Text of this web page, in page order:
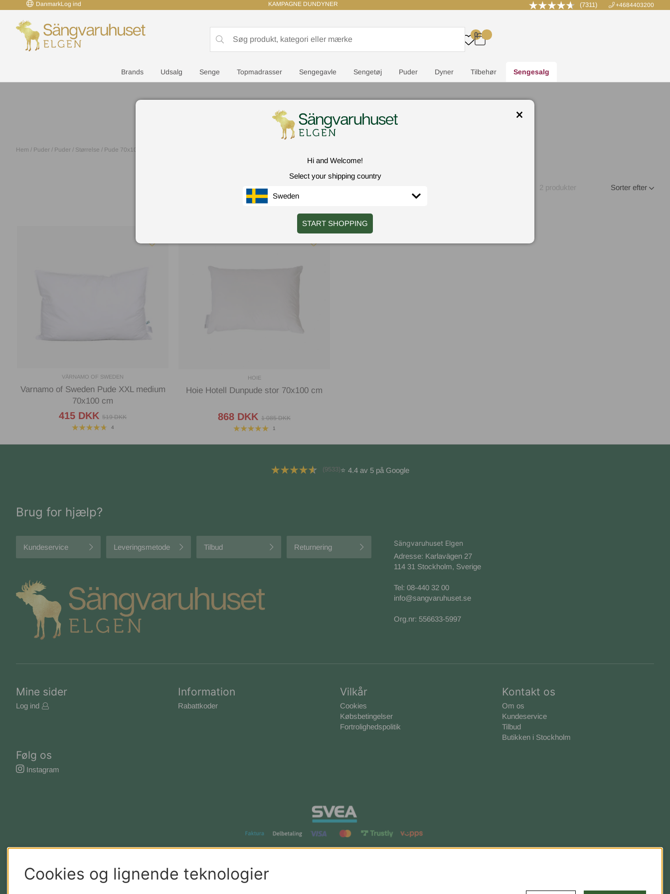
DanmarkLog ind KAMPAGNE DUNDYNER (7311) +4684403200
0
..
Brands Udsalg Senge Topmadrasser Sengegavle Sengetøj Puder Dyner Tilbehør Sengesalg
Pude 70x100 cm
Hem / Puder / Puder / Størrelse / Pude 70x100 cm
2 produkter Sorter efter
VÄRNAMO OF SWEDEN
Varnamo of Sweden Pude XXL medium
70x100 cm
415 DKK 519 DKK
4
HOIE
Hoie Hotell Dunpude stor 70x100 cm
868 DKK 1 085 DKK
1
(9533)⭐ 4.4 av 5 på Google
Brug for hjælp?
Kundeservice Leveringsmetode Tilbud Returnering
Sängvaruhuset Elgen
Adresse: Karlavägen 27
114 31 Stockholm, Sverige
Tel: 08-440 32 00
info@sangvaruhuset.se
Org.nr: 556633-5997
Mine sider
Log ind
Information
Rabattkoder
Vilkår
Cookies
Købsbetingelser
Fortrolighedspolitik
Kontakt os
Om os
Kundeservice
Tilbud
Butikken i Stockholm
Følg os
Instagram
Hi and Welcome!
Select your shipping country
Sweden
START SHOPPING
Cookies og lignende teknologier